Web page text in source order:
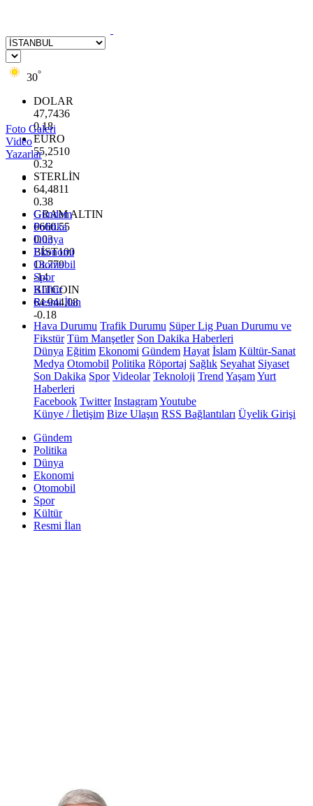
30°
DOLAR
47,7436
0.18
EURO
55,2510
0.32
STERLİN
64,4811
0.38
GRAM ALTIN
6660.55
0.03
BİST100
13.779
-14
BITCOIN
64.944,08
-0.18
Foto Galeri
Video
Yazarlar
Gündem
Politika
Dünya
Ekonomi
Otomobil
Spor
Kültür
Resmi İlan
Hava Durumu Trafik Durumu Süper Lig Puan Durumu ve
Fikstür Tüm Manşetler Son Dakika Haberleri
Dünya Eğitim Ekonomi Gündem Hayat İslam Kültür-Sanat
Medya Otomobil Politika Röportaj Sağlık Seyahat Siyaset
Son Dakika Spor Videolar Teknoloji Trend YaşamYurt
Haberleri
Facebook Twitter InstagramYoutube
Künye / İletişim Bize Ulaşın RSS Bağlantıları Üyelik Girişi
Gündem
Politika
Dünya
Ekonomi
Otomobil
Spor
Kültür
Resmi İlan